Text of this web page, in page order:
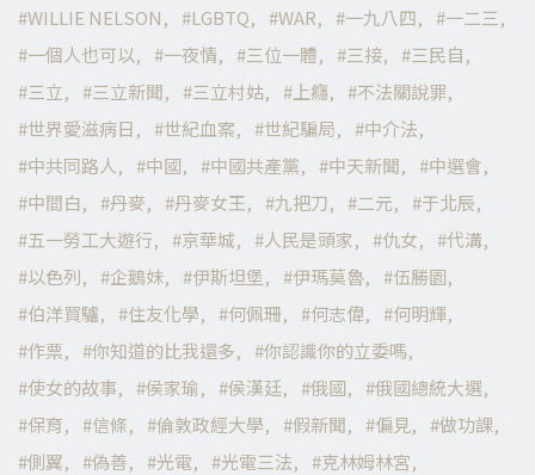
WILLIE NELSON
LGBTQ WAR 一九八四
一二三
一個人也可以
一夜情 三位一體 三接
三民自
三立
三立新聞 三立村姑 上癮
不法關說罪
世界愛滋病日
世紀血案 世紀騙局
中介法
中共同路人
中國 中國共產黨 中天新聞
中選會
中間白
丹麥 丹麥女王 九把刀 二元
于北辰
五一勞工大遊行
京華城 人民是頭家 仇女
代溝
以色列
企鵝妹 伊斯坦堡 伊瑪莫魯
伍勝園
伯洋買驢
住友化學 何佩珊 何志偉
何明輝
作票
你知道的比我還多
你認識你的立委嗎
使女的故事
侯家瑜 侯漢廷 俄國
俄國總統大選
保育
信條 倫敦政經大學 假新聞 偏見
做功課
側翼
偽善 光電 光電三法
克林姆林宮